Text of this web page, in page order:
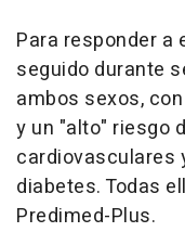
Para responder a
seguido durante
ambos sexos,
y un "alto" riesgo
cardiovasculares
diabetes. Todas
Predimed-Plus.